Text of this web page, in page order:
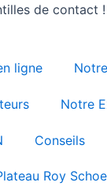
de contact !
ligne
Notre
Conseils
Roy